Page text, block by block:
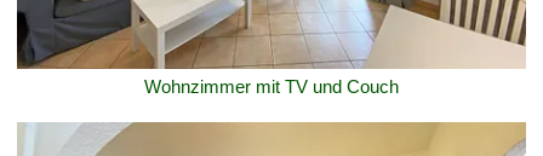
Wohnzimmer mit TV und Couch